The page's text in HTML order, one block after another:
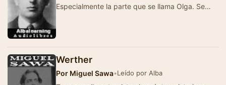
Especialmente la parte que se llama Olga. Se
Werther
Por Miguel Sawa•Leído por Alba